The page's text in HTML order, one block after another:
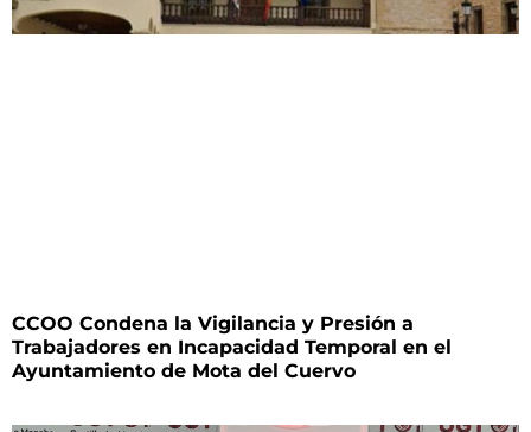
CCOO Condena la Vigilancia y Presión a
Trabajadores en Incapacidad Temporal en el
Ayuntamiento de Mota del Cuervo